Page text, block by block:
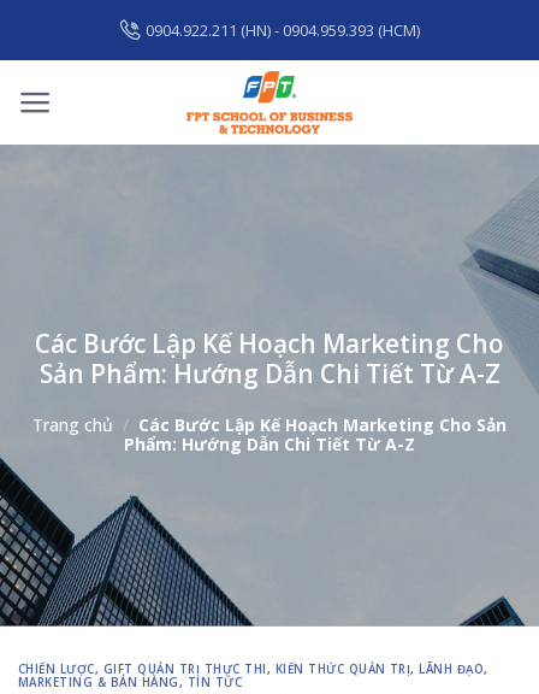
content
0904.922.211 (HN) - 0904.959.393 (HCM)
Các Bước Lập Kế Hoạch Marketing Cho
Sản Phẩm: Hướng Dẫn Chi Tiết Từ A-Z
Trang chủ / Các Bước Lập Kế Hoạch Marketing Cho Sản
Phẩm: Hướng Dẫn Chi Tiết Từ A-Z
CHIẾN LƯỢC, GIFT QUẢN TRỊ THỰC THI, KIẾN THỨC QUẢN TRỊ,LÃNH ĐẠO,
MARKETING & BÁN HÀNG, TIN TỨC